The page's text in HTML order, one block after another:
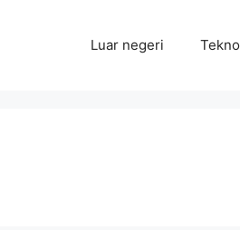
Luar negeri Tekno